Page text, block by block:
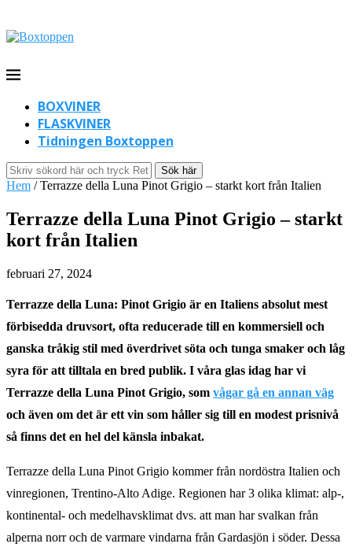
BOXVINER
FLASKVINER
Tidningen Boxtoppen
Sök här
Hem /Terrazze della Luna Pinot Grigio – starkt kort från Italien
Terrazze della Luna Pinot Grigio – starkt
kort från Italien
februari 27, 2024
Terrazze della Luna: Pinot Grigio är en Italiens absolut mest
förbisedda druvsort, ofta reducerade till en kommersiell och
ganska tråkig stil med överdrivet söta och tunga smaker och låg
syra för att tilltala en bred publik. I våra glas idag har vi
Terrazze della Luna Pinot Grigio, som vågar gå en annan väg
och även om det är ett vin som håller sig till en modest prisnivå
så finns det en hel del känsla inbakat.
Terrazze della Luna Pinot Grigio kommer från nordöstra Italien och
vinregionen, Trentino-Alto Adige. Regionen har 3 olika klimat: alp-,
kontinental- och medelhavsklimat dvs. att man har svalkan från
alperna norr och de varmare vindarna från Gardasjön i söder. Dessa